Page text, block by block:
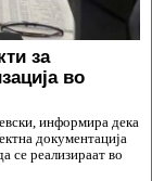
за
во
информира дека
документација
се реализираат во